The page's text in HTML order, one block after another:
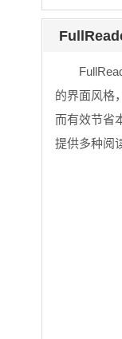
的界面风格
而有效节省
提供多种阅